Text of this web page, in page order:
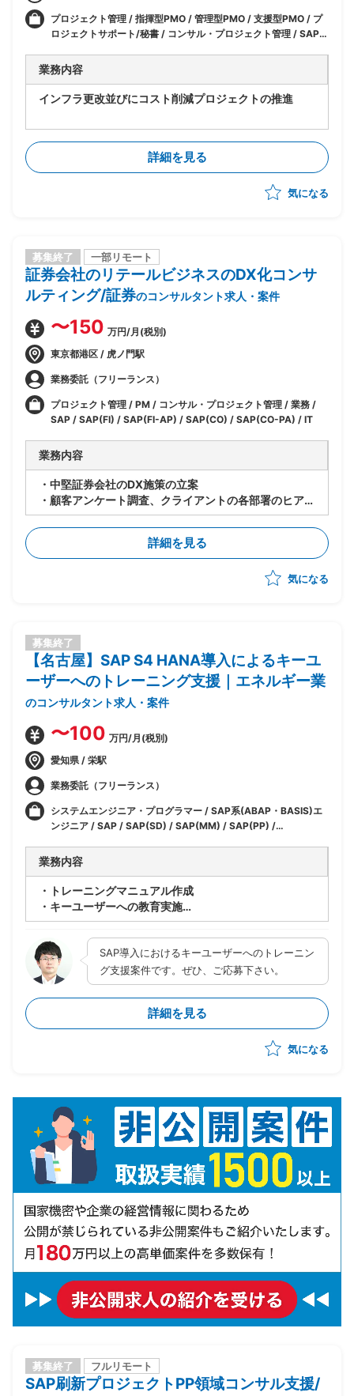
プロジェクト管理 / 指揮型PMO / 管理型PMO / 支援型PMO / プ
ロジェクトサポート/秘書 / コンサル・プロジェクト管理 / SAP /
業務内容
インフラ更改並びにコスト削減プロジェクトの推進
・各案件進捗/課題の管理
・スケジュールの実現性検証
・ベンダ提示のPJ管理方法の分析／評価、是正指示
・スケジュール/対応方針の策定リード
・移行/切替え時のステークホルダ(IT担当者 + 業務ユー
⇒既存と同等の機能提供が可能であるかが主なレビュ
ー観点
・切替え計画レビュー
詳細を見る
気になる
募集終了 一部リモート
証券会社のリテールビジネスのDX化コンサ
ルティング/証券のコンサルタント求人・案件
〜150 万円/月(税別)
東京都港区 / 虎ノ門駅
業務委託（フリーランス）
プロジェクト管理 / PM / コンサル・プロジェクト管理 / 業務 /
SAP / SAP(FI) / SAP(FI-AP) / SAP(CO) / SAP(CO-PA) / IT
業務内容
・中堅証券会社のDX施策の立案
・顧客アンケート調査、クライアントの各部署のヒアリ
ングによる課題整理およびロードマップの策定を3か月
程度で実施する予定
・PMの指示に基づくスライドの作成、アンケート結果
のExcel分析、デスクトップリサーチ、インタビューや
詳細を見る
気になる
募集終了
【名古屋】SAP S4 HANA導入によるキーユ
ーザーへのトレーニング支援｜エネルギー業
のコンサルタント求人・案件
〜100 万円/月(税別)
愛知県 / 栄駅
業務委託（フリーランス）
システムエンジニア・プログラマー / SAP系(ABAP・BASIS)エ
ンジニア / SAP / SAP(SD) / SAP(MM) / SAP(PP) /
ル) / SAP(FI) / SAP(FI-GL) / SAP(FI-AP) / SAP(FI-AR) /
SAP(FI-AA) / SAP(FI-SL) / SAP(CO) / SAP(CO-OM) /
SAP(CO-PC) / SAP(CO-PA) / IT / ERP(SAP 以外)
業務内容
・トレーニングマニュアル作成
・キーユーザーへの教育実施
・エンドユーザトレーニングの支援（予定）
SAP導入におけるキーユーザーへのトレーニン
グ支援案件です。ぜひ、ご応募下さい。
詳細を見る
気になる
募集終了 フルリモート
SAP刷新プロジェクトPP領域コンサル支援/